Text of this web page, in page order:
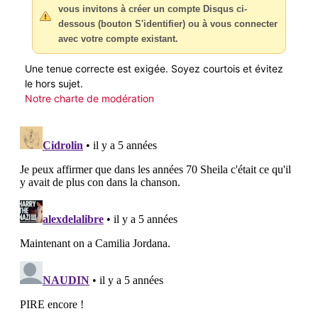
vous invitons à créer un compte Disqus ci-
dessous (bouton S'identifier) ou à vous connecter
avec votre compte existant.
Une tenue correcte est exigée. Soyez courtois et évitez
le hors sujet.
Notre charte de modération